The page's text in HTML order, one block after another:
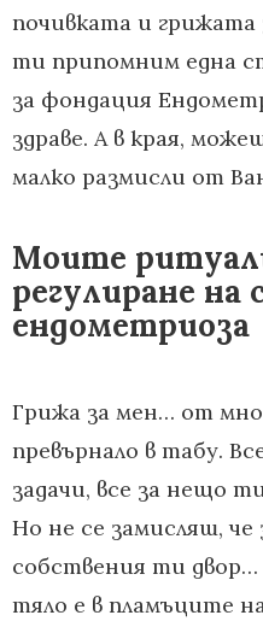
почивката и грижата
ти припомним една
за фондация
здраве. А в края,
малко размисли от
Моите
регулиране
ендометриоза
Грижа за мен… от
превърнало в табу.
задачи, все за нещо
Но не се замисляш, че
собствения ти
тяло е в пламъците